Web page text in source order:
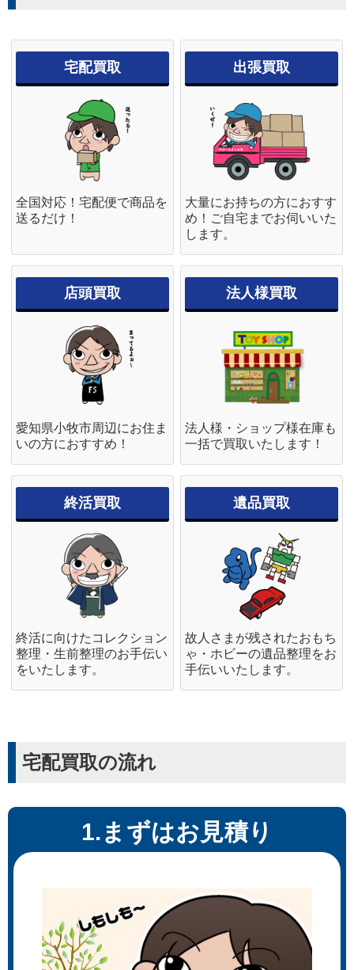
宅配買取
全国対応！宅配便で商品を
送るだけ！
出張買取
大量にお持ちの方におすす
め！ご自宅までお伺いいた
します。
店頭買取
愛知県小牧市周辺にお住ま
いの方におすすめ！
法人様買取
法人様・ショップ様在庫も
一括で買取いたします！
終活買取
終活に向けたコレクション
整理・生前整理のお手伝い
をいたします。
遺品買取
故人さまが残されたおもち
ゃ・ホビーの遺品整理をお
手伝いいたします。
宅配買取の流れ
1.まずはお見積り